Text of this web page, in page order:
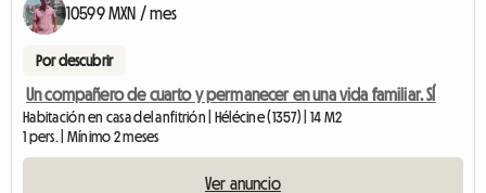
10599 MXN / mes
Por descubrir
Un compañero de cuarto y permanecer en una vida familiar. SÍ
Habitación en casa del anfitrión | Hélécine (1357) | 14 M2
1 pers. | Mínimo 2 meses
Ver anuncio